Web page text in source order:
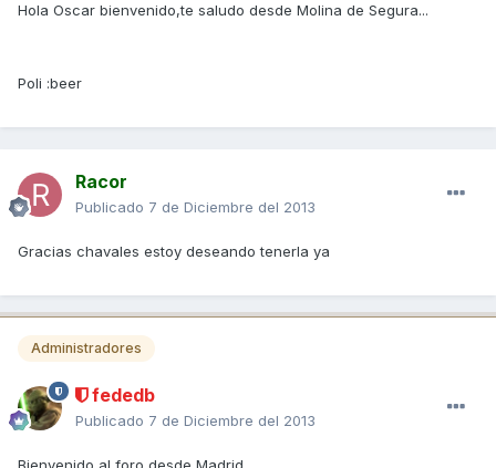
Hola Oscar bienvenido,te saludo desde Molina de Segura...
Poli :beer
Racor
Publicado 7 de Diciembre del 2013
Gracias chavales estoy deseando tenerla ya
Administradores
fededb
Publicado 7 de Diciembre del 2013
Bienvenido al foro desde Madrid